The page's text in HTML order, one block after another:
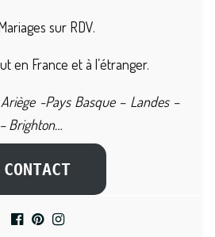
sur RDV.
en France et à l’étranger.
-Pays Basque – Landes –
Brighton…
CONTACT